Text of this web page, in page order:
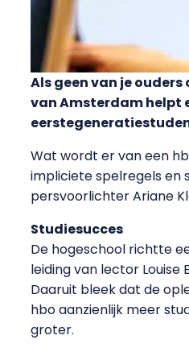
Als geen van je
van Amsterdam helpt
Wat wordt er van een
impliciete spelregels en
persvoorlichter Ariane
Studiesucces
De hogeschool richtte
leiding van lector
Daaruit bleek dat de
hbo aanzienlijk meer
groter.